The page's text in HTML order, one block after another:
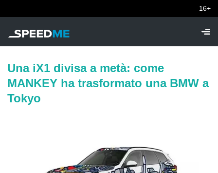
16+
Una iX1 divisa a metà: come
MANKEY ha trasformato una BMW a
Tokyo